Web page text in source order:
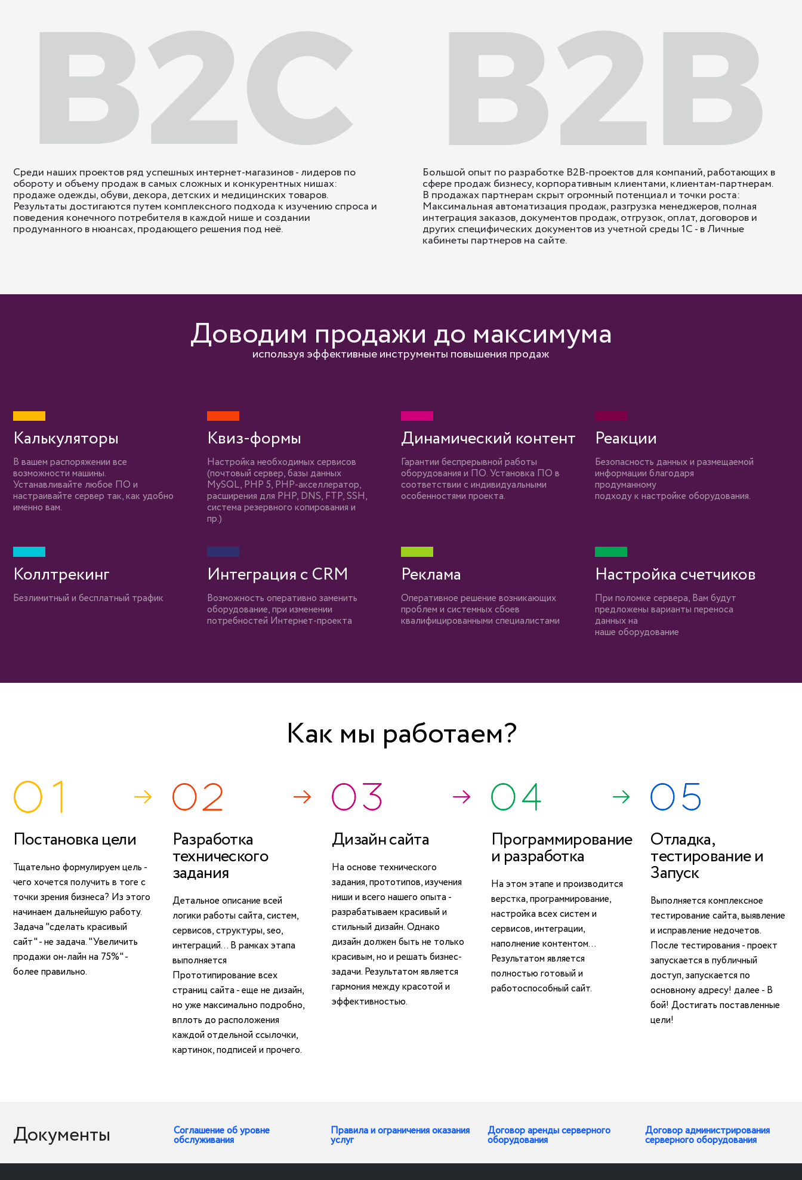
Среди наших проектов ряд успешных интернет-магазинов - лидеров по
обороту и объему продаж в самых сложных и конкурентных нишах:
продаже одежды, обуви, декора, детских и медицинских товаров.
Результаты достигаются путем комплексного подхода к изучению спроса и
поведения конечного потребителя в каждой нише и создании
продуманного в нюансах, продающего решения под неё.
Большой опыт по разработке B2B-проектов для компаний, работающих в
сфере продаж бизнесу, корпоративным клиентами, клиентам-партнерам.
В продажах партнерам скрыт огромный потенциал и точки роста:
Максимальная автоматизация продаж, разгрузка менеджеров, полная
интеграция заказов, документов продаж, отгрузок, оплат, договоров и
других специфических документов из учетной среды 1С - в Личные
кабинеты партнеров на сайте.
Доводим продажи до максимума
используя эффективные инструменты повышения продаж
Калькуляторы
В вашем распоряжении все
возможности машины.
Устанавливайте любое ПО и
настраивайте сервер так, как удобно
именно вам.
Квиз-формы
Настройка необходимых сервисов
(почтовый сервер, базы данных
MySQL, PHP 5, PHP-акселлератор,
расширения для PHP, DNS, FTP, SSH,
система резервного копирования и
пр.)
Динамический контент
Гарантии беспрерывной работы
оборудования и ПО. Установка ПО в
соответствии с индивидуальными
особенностями проекта.
Реакции
Безопасность данных и размещаемой
информации благодаря
продуманному
подходу к настройке оборудования.
Коллтрекинг
Безлимитный и бесплатный трафик
Интеграция с CRM
Возможность оперативно заменить
оборудование, при изменении
потребностей Интернет-проекта
Реклама
Оперативное решение возникающих
проблем и системных сбоев
квалифицированными специалистами
Настройка счетчиков
При поломке сервера, Вам будут
предложены варианты переноса
данных на
наше оборудование
Как мы работаем?
Постановка цели
Тщательно формулируем цель -
чего хочется получить в тоге с
точки зрения бизнеса? Из этого
начинаем дальнейшую работу.
Задача "сделать красивый
сайт" - не задача. "Увеличить
продажи он-лайн на 75%" -
более правильно.
Разработка
технического
задания
Детальное описание всей
логики работы сайта, систем,
сервисов, структуры, seo,
интеграций... В рамках этапа
выполняется
Прототипирование всех
страниц сайта - еще не дизайн,
но уже максимально подробно,
вплоть до расположения
каждой отдельной ссылочки,
картинок, подписей и прочего.
Дизайн сайта
На основе технического
задания, прототипов, изучения
ниши и всего нашего опыта -
разрабатываем красивый и
стильный дизайн. Однако
дизайн должен быть не только
красивым, но и решать бизнес-
задачи. Результатом является
гармония между красотой и
эффективностью.
Программирование
и разработка
На этом этапе и производится
верстка, программирование,
настройка всех систем и
сервисов, интеграции,
наполнение контентом...
Результатом является
полностью готовый и
работоспособный сайт.
Отладка,
тестирование и
Запуск
Выполняется комплексное
тестирование сайта, выявление
и исправление недочетов.
После тестирования - проект
запускается в публичный
доступ, запускается по
основному адресу! далее - В
бой! Достигать поставленные
цели!
Документы Соглашение об уровне
обслуживания
Правила и ограничения оказания
услуг
Договор аренды серверного
оборудования
Договор администрирования
серверного оборудования